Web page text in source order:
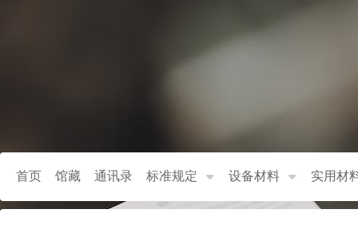
首页 馆藏 通讯录 标准规定 设备材料 实用材